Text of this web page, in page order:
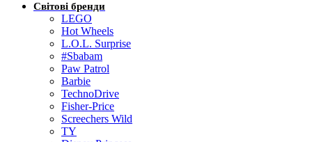
Світові бренди
LEGO
Hot Wheels
L.O.L. Surprise
#Sbabam
Paw Patrol
Barbie
TechnoDrive
Fisher-Price
Screechers Wild
TY